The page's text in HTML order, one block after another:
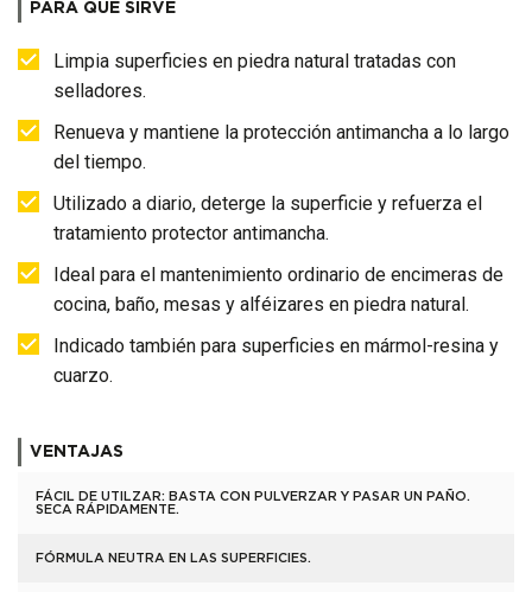
PARA QUÉ SIRVE
Limpia superficies en piedra natural tratadas con
selladores.
Renueva y mantiene la protección antimancha a lo largo
del tiempo.
Utilizado a diario, deterge la superficie y refuerza el
tratamiento protector antimancha.
Ideal para el mantenimiento ordinario de encimeras de
cocina, baño, mesas y alféizares en piedra natural.
Indicado también para superficies en mármol-resina y
cuarzo.
VENTAJAS
FÁCIL DE UTILZAR: BASTA CON PULVERZAR Y PASAR UN PAÑO.
SECA RÁPIDAMENTE.
FÓRMULA NEUTRA EN LAS SUPERFICIES.